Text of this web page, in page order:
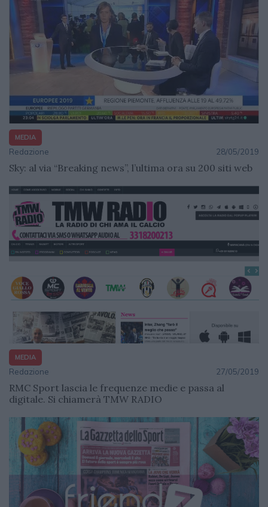
MEDIA
Redazione 28/05/2019
Sky: al via “Breaking news”, l’ultima ora su 200 siti web
MEDIA
Redazione 27/05/2019
RMC Sport lascia le frequenze medie e passa al
digitale. Si chiamerà TMW RADIO